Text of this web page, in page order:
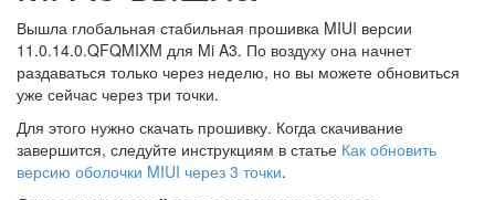
Вышла глобальная стабильная прошивка MIUI версии
11.0.14.0.QFQMIXM для Mi A3. По воздуху она начнет
раздаваться только через неделю, но вы можете обновиться
уже сейчас через три точки.
Для этого нужно скачать прошивку. Когда скачивание
завершится, следуйте инструкциям в статье Как обновить
версию оболочки MIUI через 3 точки.